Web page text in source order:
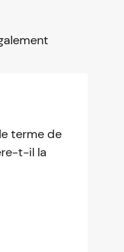
terme de
t-il la